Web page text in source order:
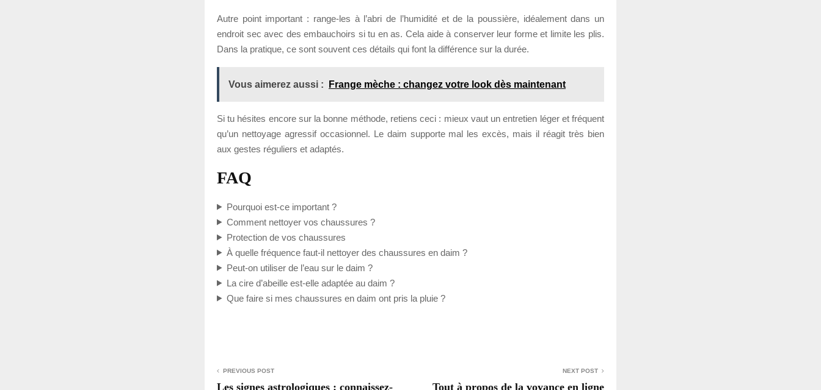
Autre point important : range-les à l’abri de l’humidité et de la poussière, idéalement dans un
endroit sec avec des embauchoirs si tu en as. Cela aide à conserver leur forme et limite les plis.
Dans la pratique, ce sont souvent ces détails qui font la différence sur la durée.
Vous aimerez aussi : Frange mèche : changez votre look dès maintenant
Si tu hésites encore sur la bonne méthode, retiens ceci : mieux vaut un entretien léger et fréquent
qu’un nettoyage agressif occasionnel. Le daim supporte mal les excès, mais il réagit très bien
aux gestes réguliers et adaptés.
FAQ
Pourquoi est-ce important ?
Comment nettoyer vos chaussures ?
Protection de vos chaussures
À quelle fréquence faut-il nettoyer des chaussures en daim ?
Peut-on utiliser de l’eau sur le daim ?
La cire d’abeille est-elle adaptée au daim ?
Que faire si mes chaussures en daim ont pris la pluie ?
PREVIOUS POST
Les signes astrologiques : connaissez-
NEXT POST
Tout à propos de la voyance en ligne